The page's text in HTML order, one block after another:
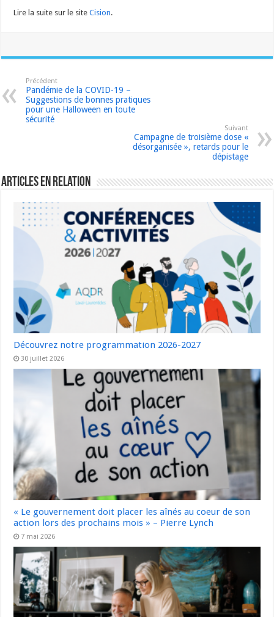
Lire la suite sur le siteCision.
Précédent
Pandémie de la COVID-19 –
Suggestions de bonnes pratiques
pour une Halloween en toute
sécurité
Suivant
Campagne de troisième dose «
désorganisée », retards pour le
dépistage
Articles en relation
Découvrez notre programmation 2026-2027
30 juillet 2026
« Le gouvernement doit placer les aînés au coeur de son
action lors des prochains mois » – Pierre Lynch
7 mai 2026